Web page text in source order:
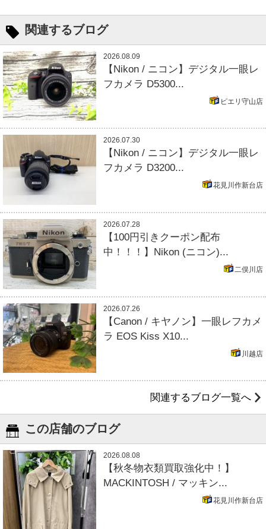
関連するブログ
2026.08.09
【Nikon / ニコン】デジタル一眼レ
フカメラ D5300...
ピエリ守山店
2026.07.30
【Nikon / ニコン】デジタル一眼レ
フカメラ D3200...
花見川作新台店
2026.07.28
【100円引きクーポン配布
中！！！】Nikon (ニコン)...
二俣川店
2026.07.26
【Canon / キヤノン】一眼レフカメ
ラ EOS Kiss X10...
川越店
関連するブログ一覧へ
この店舗のブログ
2026.08.08
【秋冬物衣類買取強化中！】
MACKINTOSH / マッキン...
花見川作新台店